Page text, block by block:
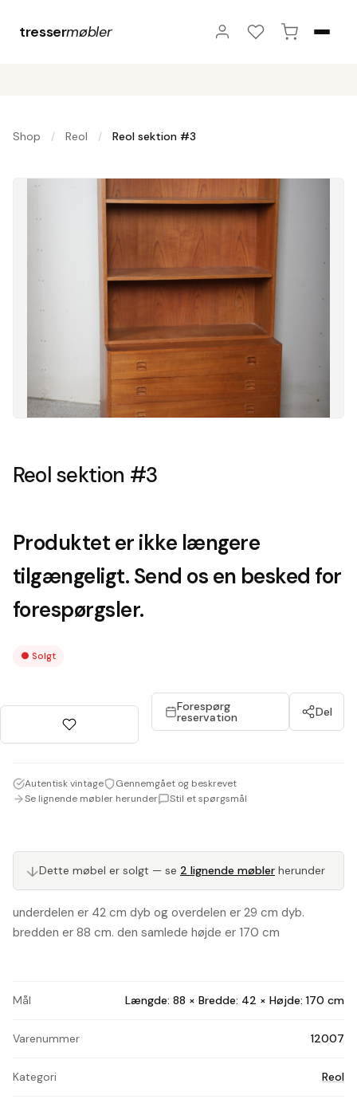
tressermøbler
Shop / Reol / Reol sektion #3
Reol sektion #3
underdelen er 42 cm dyb og overdelen er 29 cm dyb.
bredden er 88 cm. den samlede højde er 170 cm
Mål Længde: 88 × Bredde: 42 × Højde: 170 cm
Varenummer 12007
Kategori Reol
Produktet er ikke længere
tilgængeligt. Send os en besked for
forespørgsler.
● Solgt
Forespørg
reservation Del
Autentisk vintage
Gennemgået og beskrevet
Se lignende møbler herunder
Stil et spørgsmål
↓Dette møbel er solgt — se 2 lignende møbler herunder